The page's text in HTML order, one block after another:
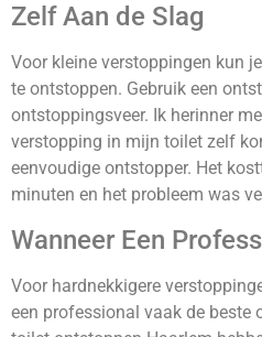
Zelf Aan de Slag
Voor kleine verstoppingen kun
te ontstoppen. Gebruik een
ontstoppingsveer. Ik herinner
verstopping in mijn toilet zelf
eenvoudige ontstopper. Het
minuten en het probleem was
Wanneer Een
Voor hardnekkigere
een professional vaak de beste